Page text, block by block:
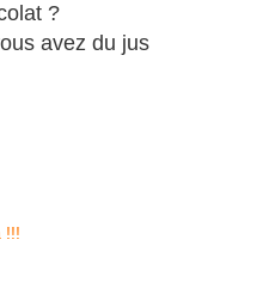
?
avez du jus
!!!